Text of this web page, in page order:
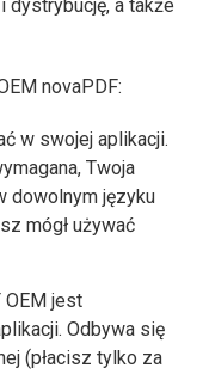
dystrybucję, a także
novaPDF:
w swojej aplikacji.
Twoja
dowolnym języku
mógł używać
OEM jest
Odbywa się
(płacisz tylko za